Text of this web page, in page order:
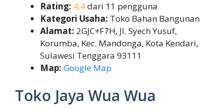
Rating: 4,4dari 11 pengguna
Kategori Usaha: Toko Bahan Bangunan
Alamat: 2GJC+F7H, Jl. Syech Yusuf,
Korumba, Kec. Mandonga, Kota Kendari,
Sulawesi Tenggara 93111
Map: Google Map
Toko Jaya Wua Wua